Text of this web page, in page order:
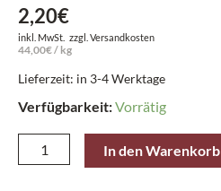
2,20€
inkl. MwSt. zzgl. Versandkosten
44,00€/ kg
Lieferzeit: in 3-4 Werktage
Verfügbarkeit:Vorrätig
Stick
In den Warenkorb